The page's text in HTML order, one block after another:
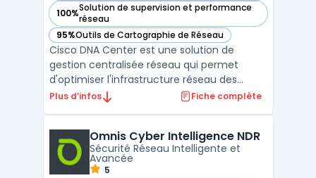
100%Solution de supervision et performance
réseau
— voir Cisco DNA Center dans cette catégorie
95%Outils de Cartographie de Réseau
— voir Cisco DNA Center dans cette catégorie
Cisco DNA Center est une solution de
gestion centralisée réseau qui permet
d'optimiser l'infrastructure réseau des
entreprises grâce à une approche
avancée, facilitant l'administration, le
monitoring réseau et la surveillan ...
Plus d’infos Fiche complète
Omnis Cyber Intelligence NDR
Sécurité Réseau Intelligente et
Avancée
5